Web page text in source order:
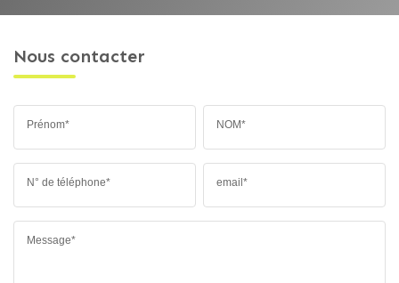
Nous contacter
Prénom* NOM*
N° de téléphone* email*
Message*